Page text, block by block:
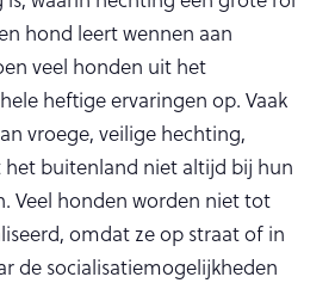
hond leert wennen aan
veel honden uit het
heftige ervaringen op. Vaak
vroege, veilige hechting,
buitenland niet altijd bij hun
Veel honden worden niet tot
omdat ze op straat of in
de socialisatiemogelijkheden